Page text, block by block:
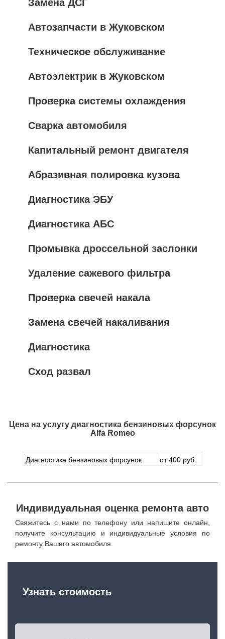
Замена ДСГ
Автозапчасти в Жуковском
Техническое обслуживание
Автоэлектрик в Жуковском
Проверка системы охлаждения
Сварка автомобиля
Капитальный ремонт двигателя
Абразивная полировка кузова
Диагностика ЭБУ
Диагностика АБС
Промывка дроссельной заслонки
Удаление сажевого фильтра
Проверка свечей накала
Замена свечей накаливания
Диагностика
Сход развал
Цена на услугу диагностика бензиновых форсунок
Alfa Romeo
Диагностика бензиновых форсунок от 400 руб.
Индивидуальная оценка ремонта авто
Свяжитесь с нами по телефону или напишите онлайн,
получите консультацию и индивидуальные условия по
ремонту Вашего автомобиля.
Узнать стоимость